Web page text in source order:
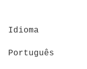
Idioma
Português